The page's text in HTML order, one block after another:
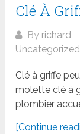
Clé À
By richard
Uncategorized
Clé à griffe
molette clé à
plombier
[Continue